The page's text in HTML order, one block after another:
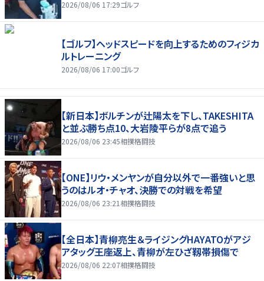
2026/08/06 17:29ゴルフ
【ゴルフ】ヘッドスピードを向上するためのフィジカ
ルトレーニング
2026/08/06 17:00ゴルフ
【新日本】ボルチンが辻陽太を下し、TAKESHITA
と並ぶ勝ち点10、大岩陵平らが8点で追う
2026/08/06 23:45相撲格闘技
【ONE】リウ・メンヤンが自分以外で一番強いと思
うのはルオ・チャオ、決勝での対戦を希望
2026/08/06 23:21 相撲格闘技
【全日本】青柳亮生＆ライジングHAYATOがアジ
アタッグ王座返上、青柳が左ひざ靱帯損傷で
2026/08/06 22:07相撲格闘技